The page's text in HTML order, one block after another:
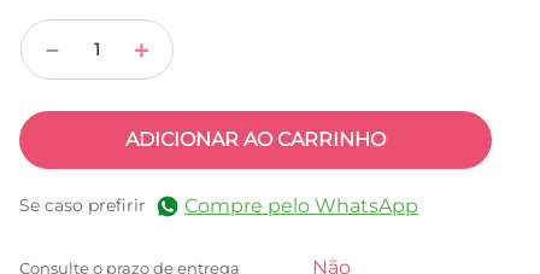
＋
－
ADICIONAR AO CARRINHO
Se caso prefirir Compre pelo WhatsApp
Não